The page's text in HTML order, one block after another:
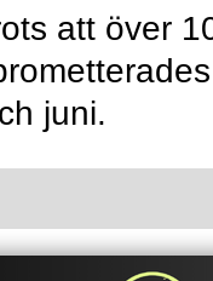
att över
juni.